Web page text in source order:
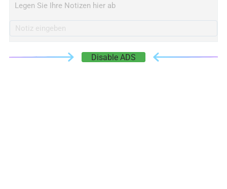
Legen Sie Ihre Notizen hier ab
Disable ADS